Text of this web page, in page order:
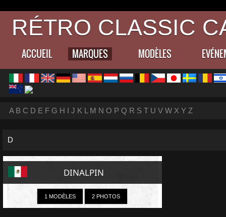
RÉTRO CLASSIC
ACCUEIL MARQUES MODÈLES
A B C D E F G H I J K L M N O P Q R S T U V W X Y Z
D
DINALPIN
1 MODÈLES 2 PHOTOS